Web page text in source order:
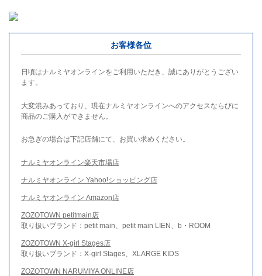
お客様各位
日頃はナルミヤオンラインをご利用いただき、誠にありがとうござい
ます。
大変混みあっており、現在ナルミヤオンラインへのアクセスならびに
商品のご購入ができません。
お急ぎの場合は下記店舗にて、お買い求めください。
ナルミヤオンライン楽天市場店
ナルミヤオンライン Yahoo!ショッピング店
ナルミヤオンライン Amazon店
ZOZOTOWN petitmain店
取り扱いブランド：petit main、petit main LIEN、b・ROOM
ZOZOTOWN X-girl Stages店
取り扱いブランド：X-girl Stages、XLARGE KIDS
ZOZOTOWN NARUMIYA ONLINE店